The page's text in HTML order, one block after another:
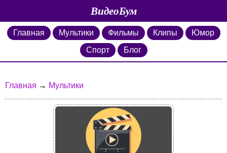
ВидеоБум
Главная Мультики Фильмы Клипы
Юмор
Спорт
Блог
Главная → Мультики